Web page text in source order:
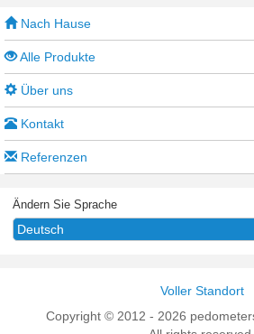
Seit der Gründung unserer Firma, die sich
der ganzen Welt.Produkte kontinuierlich
erneuern ;Exzellente
Nach Hause
Alle Produkte
Über uns
Kontakt
Referenzen
Ändern Sie Sprache
Voller Standort
Copyright © 2012 - 2026